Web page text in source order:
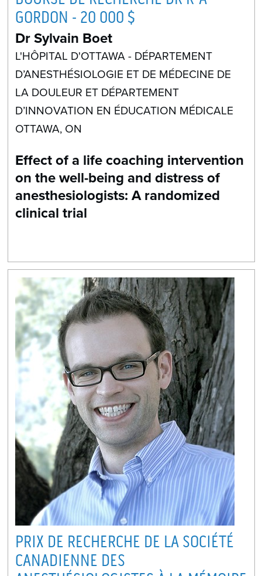
GORDON - 20 000 $
Dr Sylvain Boet
L'HÔPITAL D'OTTAWA - DÉPARTEMENT
D’ANESTHÉSIOLOGIE ET DE MÉDECINE DE
LA DOULEUR ET DÉPARTEMENT
D’INNOVATION EN ÉDUCATION MÉDICALE
OTTAWA, ON
Effect of a life coaching intervention
on the well-being and distress of
anesthesiologists: A randomized
clinical trial
PRIX DE RECHERCHE DE LA SOCIÉTÉ
CANADIENNE DES